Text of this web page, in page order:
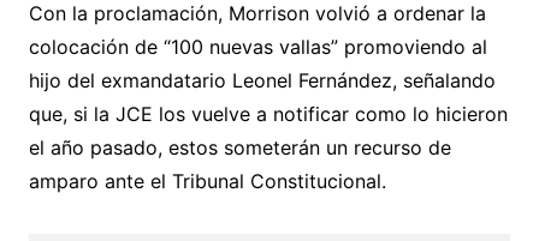
Con la proclamación, Morrison volvió a ordenar la
colocación de “100 nuevas vallas” promoviendo al
hijo del exmandatario Leonel Fernández, señalando
que, si la JCE los vuelve a notificar como lo hicieron
el año pasado, estos someterán un recurso de
amparo ante el Tribunal Constitucional.